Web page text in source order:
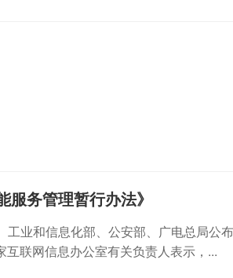
务管理暂行办法》
业和信息化部、公安部、广电总局公
联网信息办公室有关负责人表示，...